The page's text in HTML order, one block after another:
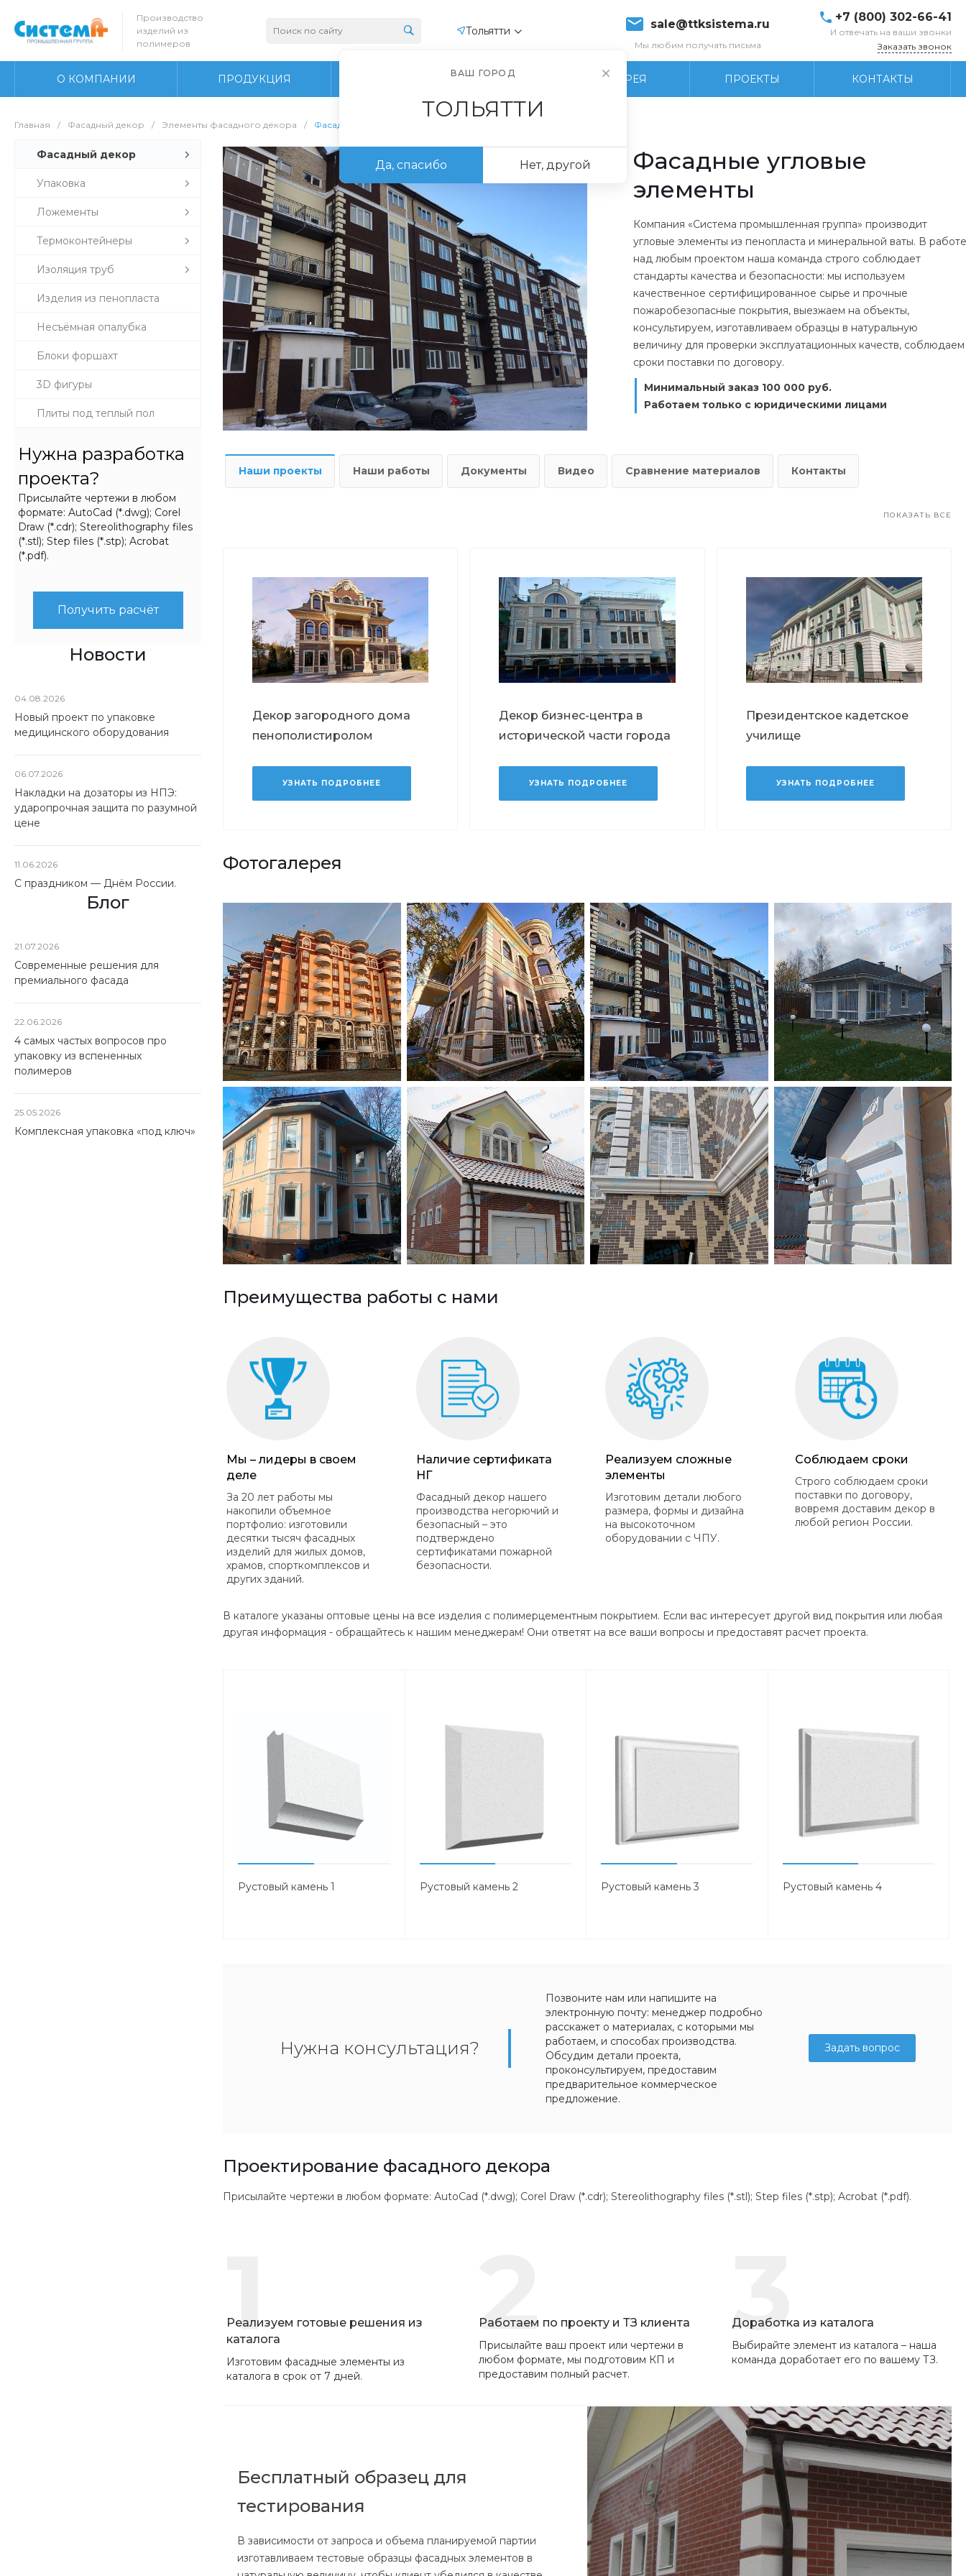
Производство
изделий из
полимеров
Тольятти sale@ttksistema.ru
Мы любим получать письма
+7 (800) 302-66-41
И отвечать на ваши звонки
Заказать звонок
О КОМПАНИИ ПРОДУКЦИЯ ПРОИЗВОДСТВО ФОТОГАЛЕРЕЯ ПРОЕКТЫ КОНТАКТЫ
Главная / Фасадный декор / Элементы фасадного декора / Фасадные угловые элементы
Фасадный декор
Упаковка
Ложементы
Термоконтейнеры
Изоляция труб
Изделия из пенопласта
Несъёмная опалубка
Блоки форшахт
3D фигуры
Плиты под теплый пол
Нужна разработка
проекта?
Присылайте чертежи в любом
формате: AutoCad (*.dwg); Corel
Draw (*.cdr); Stereolithography files
(*.stl); Step files (*.stp); Acrobat
(*.pdf).
Получить расчёт
Новости
04.08.2026
Новый проект по упаковке
медицинского оборудования
06.07.2026
Накладки на дозаторы из НПЭ:
ударопрочная защита по разумной
цене
11.06.2026
С праздником — Днём России.
Блог
21.07.2026
Современные решения для
премиального фасада
22.06.2026
4 самых частых вопросов про
упаковку из вспененных
полимеров
25.05.2026
Комплексная упаковка «под ключ»
Фасадные угловые
элементы
Компания «Система промышленная группа» производит
угловые элементы из пенопласта и минеральной ваты. В работе
над любым проектом наша команда строго соблюдает
стандарты качества и безопасности: мы используем
качественное сертифицированное сырье и прочные
пожаробезопасные покрытия, выезжаем на объекты,
консультируем, изготавливаем образцы в натуральную
величину для проверки эксплуатационных качеств, соблюдаем
сроки поставки по договору.
Минимальный заказ 100 000 руб.
Работаем только с юридическими лицами
Наши проекты Наши работы Документы Видео Сравнение материалов Контакты
ПОКАЗАТЬ ВСЕ
Декор загородного дома
пенополистиролом
УЗНАТЬ ПОДРОБНЕЕ
Декор бизнес-центра в
исторической части города
УЗНАТЬ ПОДРОБНЕЕ
Президентское кадетское
училище
УЗНАТЬ ПОДРОБНЕЕ
Фотогалерея
Преимущества работы с нами
Мы – лидеры в своем
деле
За 20 лет работы мы
накопили объемное
портфолио: изготовили
десятки тысяч фасадных
изделий для жилых домов,
храмов, спорткомплексов и
других зданий.
Наличие сертификата
НГ
Фасадный декор нашего
производства негорючий и
безопасный – это
подтверждено
сертификатами пожарной
безопасности.
Реализуем сложные
элементы
Изготовим детали любого
размера, формы и дизайна
на высокоточном
оборудовании с ЧПУ.
Соблюдаем сроки
Строго соблюдаем сроки
поставки по договору,
вовремя доставим декор в
любой регион России.
В каталоге указаны оптовые цены на все изделия с полимерцементным покрытием. Если вас интересует другой вид покрытия или любая
другая информация - обращайтесь к нашим менеджерам! Они ответят на все ваши вопросы и предоставят расчет проекта.
Рустовый камень 1 Рустовый камень 2 Рустовый камень 3 Рустовый камень 4
Нужна консультация?
Позвоните нам или напишите на
электронную почту: менеджер подробно
расскажет о материалах, с которыми мы
работаем, и способах производства.
Обсудим детали проекта,
проконсультируем, предоставим
предварительное коммерческое
предложение.
Задать вопрос
Проектирование фасадного декора
Присылайте чертежи в любом формате: AutoCad (*.dwg); Corel Draw (*.cdr); Stereolithography files (*.stl); Step files (*.stp); Acrobat (*.pdf).
1
Реализуем готовые решения из
каталога
Изготовим фасадные элементы из
каталога в срок от 7 дней.
2
Работаем по проекту и ТЗ клиента
Присылайте ваш проект или чертежи в
любом формате, мы подготовим КП и
предоставим полный расчет.
3
Доработка из каталога
Выбирайте элемент из каталога – наша
команда доработает его по вашему ТЗ.
Бесплатный образец для
тестирования
В зависимости от запроса и объема планируемой партии
изготавливаем тестовые образцы фасадных элементов в
ВАШ ГОРОД
ТОЛЬЯТТИ
Да, спасибо Нет, другой